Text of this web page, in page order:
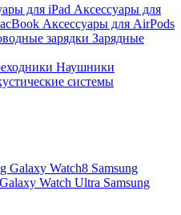
для iPad Аксессуары для
Аксессуары для AirPods
зарядки Зарядные
Наушники
системы
Galaxy Watch8 Samsung
Watch Ultra Samsung